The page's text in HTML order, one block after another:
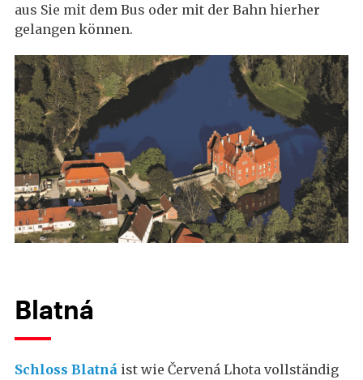
aus Sie mit dem Bus oder mit der Bahn hierher
gelangen können.
Blatná
Schloss Blatná ist wie Červená Lhota vollständig